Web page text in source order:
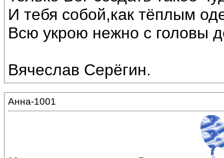
И тебя собой,как тёплым
Всю укрою нежно с головы
Вячеслав Серёгин.
Анна-1001